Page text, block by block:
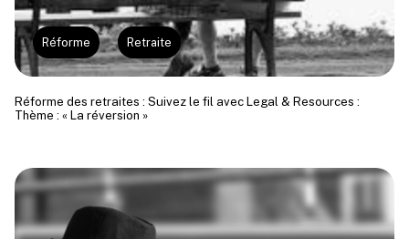
Réforme Retraite
Réforme des retraites : Suivez le fil avec Legal & Resources :
Thème : « La réversion »